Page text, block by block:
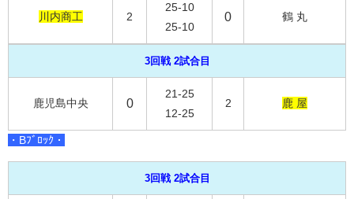
川内商工 2
25-10
25-10
0 鶴 丸
3回戦 2試合目
鹿児島中央 0
21-25
12-25
2 鹿 屋
・Bﾌﾞﾛｯｸ・
3回戦 2試合目